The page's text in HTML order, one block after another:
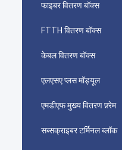
फाइबर वितरण बॉक्स
FTTH वितरण बॉक्स
केबल वितरण बॉक्स
एलएसए प्लस मॉड्यूल
एमडीएफ मुख्य वितरण फ़्रेम
सब्सक्राइबर टर्मिनल ब्लॉक